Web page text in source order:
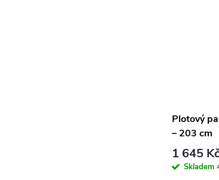
Plotový
– 203 cm
1 645
Skladem